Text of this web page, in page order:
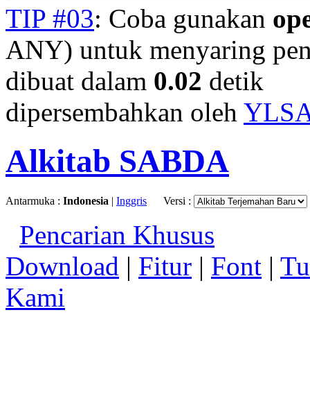
TIP #03: Coba gunakan
ANY) untuk menyaring
dibuat dalam 0.02 detik
dipersembahkan oleh
Alkitab SABDA
Antarmuka : Indonesia | Inggris Versi :
Pencarian Khusus
Download | Fitur | Font |
Kami